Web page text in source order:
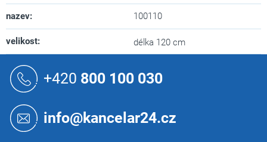
nazev: 100110
velikost: délka 120 cm
+420 800 100 030
info@kancelar24.cz